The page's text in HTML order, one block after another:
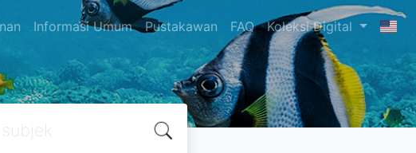
Informasi Umum Pustakawan FAQ Koleksi Digital